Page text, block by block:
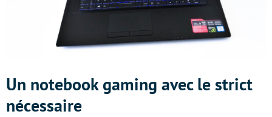
Un notebook gaming avec le strict
nécessaire